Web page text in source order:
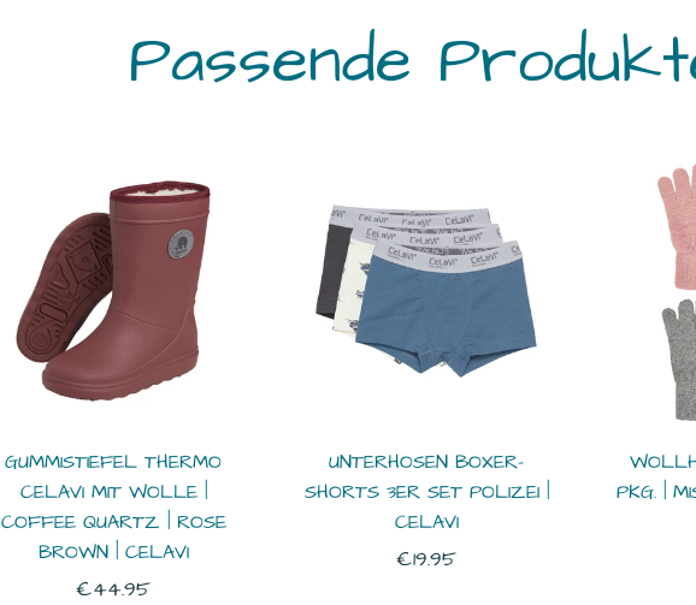
Passende
GUMMISTIEFEL THERMO
CELAVI MIT WOLLE |
COFFEE QUARTZ | ROSE
BROWN | CELAVI
Normaler
€44.95
UNTERHOSEN BOXER-
SHORTS 3ER SET POLIZEI |
CELAVI
Normaler
€19.95
PKG. |